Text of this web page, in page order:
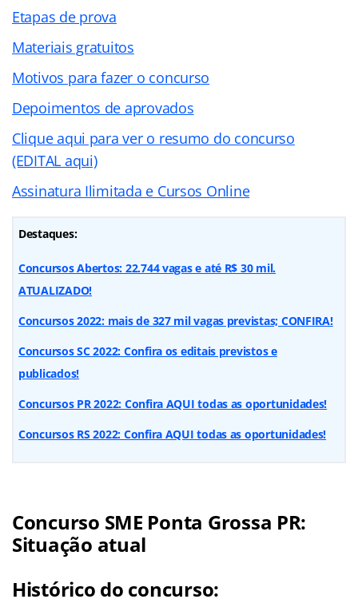
Etapas de prova
Materiais gratuitos
Motivos para fazer o concurso
Depoimentos de aprovados
Clique aqui para ver o resumo do concurso
(EDITAL aqui)
Assinatura Ilimitada e Cursos Online
Destaques:
Concursos Abertos: 22.744 vagas e até R$ 30 mil.
ATUALIZADO!
Concursos 2022: mais de 327 mil vagas previstas; CONFIRA!
Concursos SC 2022: Confira os editais previstos e
publicados!
Concursos PR 2022: Confira AQUI todas as oportunidades!
Concursos RS 2022: Confira AQUI todas as oportunidades!
Concurso SME Ponta Grossa PR:
Situação atual
Histórico do concurso: